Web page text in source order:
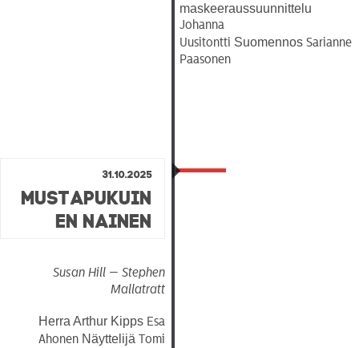
OHJELMISTO
LIPUT
maskeeraussuunnittelu
Johanna
Uusitontti SuomennosSarianne
Paasonen
31.10.2025
Mustapukuin
en Nainen
Susan Hill — Stephen
Mallatratt
Herra Arthur Kipps Esa
Ahonen Näyttelijä Tomi